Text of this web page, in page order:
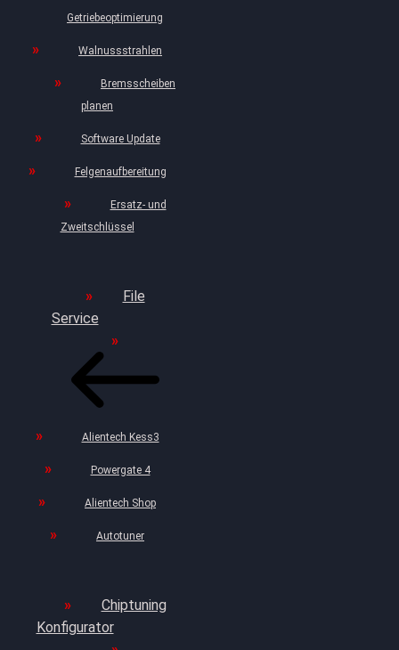
Getriebeoptimierung
Walnussstrahlen
Bremsscheiben
planen
Software Update
Felgenaufbereitung
Ersatz- und
Zweitschlüssel
File
Service
Alientech Kess3
Powergate 4
Alientech Shop
Autotuner
Chiptuning
Konfigurator